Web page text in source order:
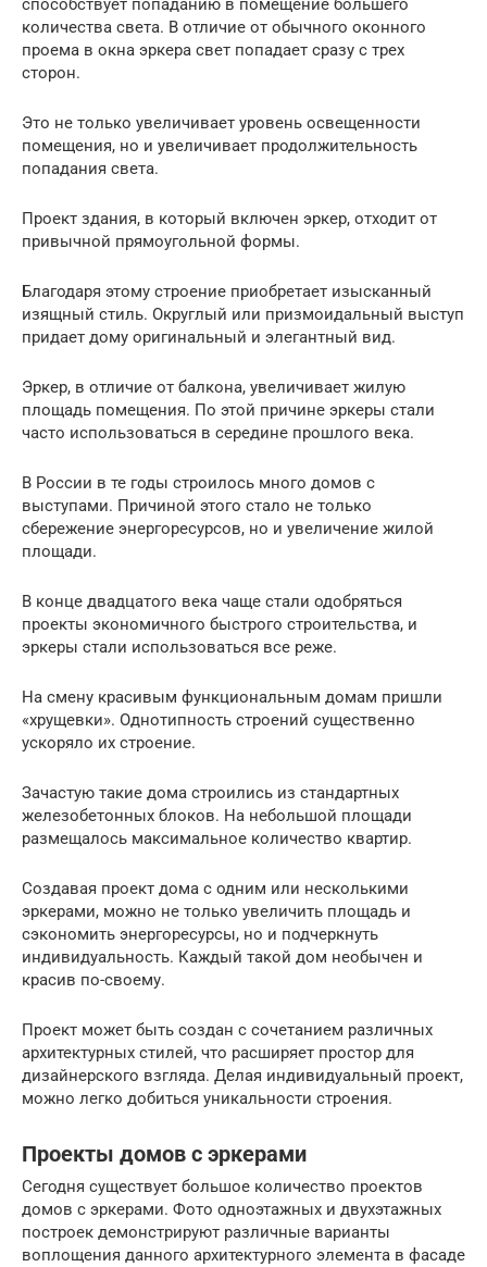
способствует попаданию в помещение большего
количества света. В отличие от обычного оконного
проема в окна эркера свет попадает сразу с трех
сторон.
Это не только увеличивает уровень освещенности
помещения, но и увеличивает продолжительность
попадания света.
Проект здания, в который включен эркер, отходит от
привычной прямоугольной формы.
Благодаря этому строение приобретает изысканный
изящный стиль. Округлый или призмоидальный выступ
придает дому оригинальный и элегантный вид.
Эркер, в отличие от балкона, увеличивает жилую
площадь помещения. По этой причине эркеры стали
часто использоваться в середине прошлого века.
В России в те годы строилось много домов с
выступами. Причиной этого стало не только
сбережение энергоресурсов, но и увеличение жилой
площади.
В конце двадцатого века чаще стали одобряться
проекты экономичного быстрого строительства, и
эркеры стали использоваться все реже.
На смену красивым функциональным домам пришли
«хрущевки». Однотипность строений существенно
ускоряло их строение.
Зачастую такие дома строились из стандартных
железобетонных блоков. На небольшой площади
размещалось максимальное количество квартир.
Создавая проект дома с одним или несколькими
эркерами, можно не только увеличить площадь и
сэкономить энергоресурсы, но и подчеркнуть
индивидуальность. Каждый такой дом необычен и
красив по-своему.
Проект может быть создан с сочетанием различных
архитектурных стилей, что расширяет простор для
дизайнерского взгляда. Делая индивидуальный проект,
можно легко добиться уникальности строения.
Проекты домов с эркерами
Сегодня существует большое количество проектов
домов с эркерами. Фото одноэтажных и двухэтажных
построек демонстрируют различные варианты
воплощения данного архитектурного элемента в фасаде